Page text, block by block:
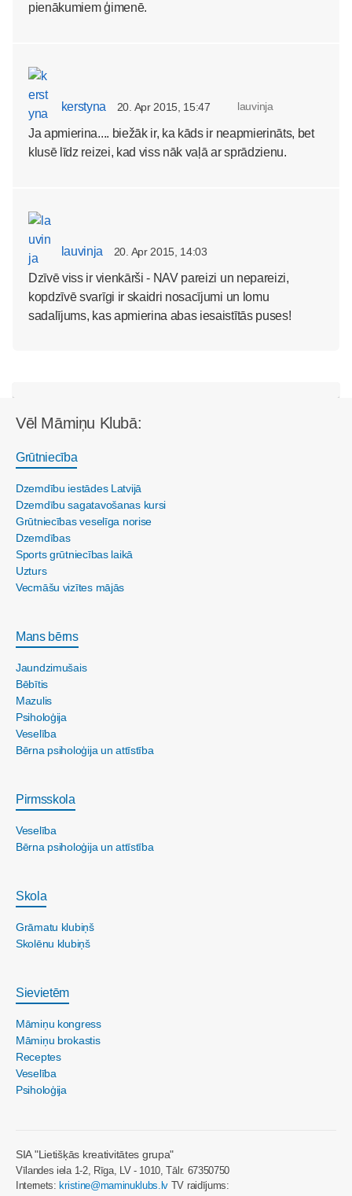
pienākumiem ģimenē.
kerstyna 20. Apr 2015, 15:47 lauvinja
Ja apmierina.... biežāk ir, ka kāds ir neapmierināts, bet
klusē līdz reizei, kad viss nāk vaļā ar sprādzienu.
lauvinja 20. Apr 2015, 14:03
Dzīvē viss ir vienkārši - NAV pareizi un nepareizi,
kopdzīvē svarīgi ir skaidri nosacījumi un lomu
sadalījums, kas apmierina abas iesaistītās puses!
Vēl Māmiņu Klubā:
Grūtniecība
Dzemdību iestādes Latvijā
Dzemdību sagatavošanas kursi
Grūtniecības veselīga norise
Dzemdības
Sports grūtniecības laikā
Uzturs
Vecmāšu vizītes mājās
Mans bērns
Jaundzimušais
Bēbītis
Mazulis
Psiholoģija
Veselība
Bērna psiholoģija un attīstība
Pirmsskola
Veselība
Bērna psiholoģija un attīstība
Skola
Grāmatu klubiņš
Skolēnu klubiņš
Sievietēm
Māmiņu kongress
Māmiņu brokastis
Receptes
Veselība
Psiholoģija
SIA "Lietišķās kreativitātes grupa"
Vīlandes iela 1-2, Rīga, LV - 1010, Tālr. 67350750
Internets: kristine@maminuklubs.lv TV raidījums: